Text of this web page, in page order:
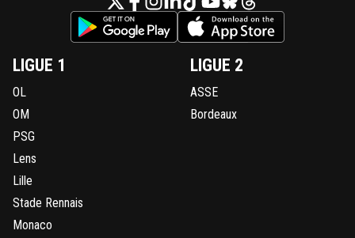
LIGUE 1
OL
OM
PSG
Lens
Lille
Stade Rennais
Monaco
LIGUE 2
ASSE
Bordeaux